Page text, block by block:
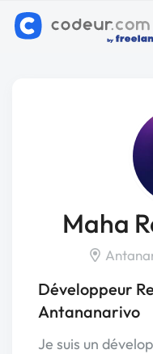
Maha
Développeur
Antananarivo
Je suis un